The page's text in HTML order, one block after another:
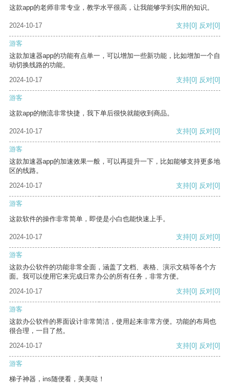
这款app的老师非常专业，教学水平很高，让我能够学到实用的知识。
2024-10-17 支持[0] 反对[0]
游客
这款加速器app的功能有点单一，可以增加一些新功能，比如增加一个自
动切换线路的功能。
2024-10-17
支持[0] 反对[0]
游客
这款app的物流非常快捷，我下单后很快就能收到商品。
2024-10-17 支持[0] 反对[0]
游客
这款加速器app的加速效果一般，可以再提升一下，比如能够支持更多地
区的线路。
2024-10-17
支持[0] 反对[0]
游客
这款软件的操作非常简单，即使是小白也能快速上手。
2024-10-17 支持[0] 反对[0]
游客
这款办公软件的功能非常全面，涵盖了文档、表格、演示文稿等各个方
面。我可以使用它来完成日常办公的所有任务，非常方便。
2024-10-17
支持[0] 反对[0]
游客
这款办公软件的界面设计非常简洁，使用起来非常方便。功能的布局也
很合理，一目了然。
2024-10-17
支持[0] 反对[0]
游客
梯子神器，ins随便看，美美哒！